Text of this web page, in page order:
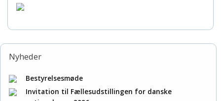
Nyheder
Bestyrelsesmøde
Invitation til Fællesudstillingen for danske